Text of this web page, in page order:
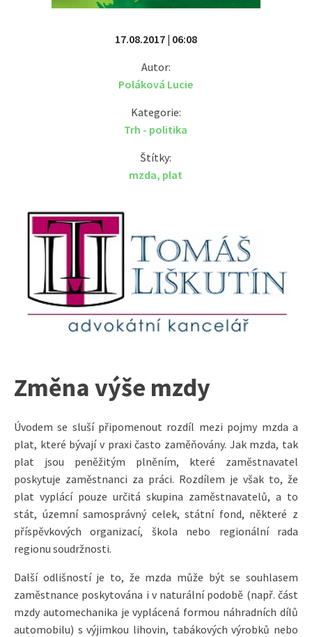
17.08.2017 | 06:08
Autor:
Poláková Lucie
Kategorie:
Trh - politika
Štítky:
mzda, plat
Změna výše mzdy
Úvodem se sluší připomenout rozdíl mezi pojmy mzda a
plat, které bývají v praxi často zaměňovány. Jak mzda, tak
plat jsou peněžitým plněním, které zaměstnavatel
poskytuje zaměstnanci za práci. Rozdílem je však to, že
plat vyplácí pouze určitá skupina zaměstnavatelů, a to
stát, územní samosprávný celek, státní fond, některé z
příspěvkových organizací, škola nebo regionální rada
regionu soudržnosti.
Další odlišností je to, že mzda může být se souhlasem
zaměstnance poskytována i v naturální podobě (např. část
mzdy automechanika je vyplácená formou náhradních dílů
automobilu) s výjimkou lihovin, tabákových výrobků nebo